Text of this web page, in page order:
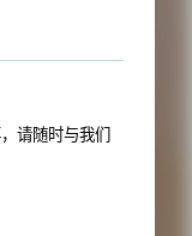
请随时与我们